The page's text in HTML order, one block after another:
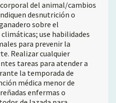
del animal/cambios
desnutrición o
sobre el
use habilidades
para prevenir la
Realizar cualquier
tareas para atender a
la temporada de
médica menor de
enfermas o